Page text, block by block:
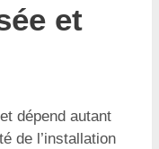
et
dépend autant
de l’installation